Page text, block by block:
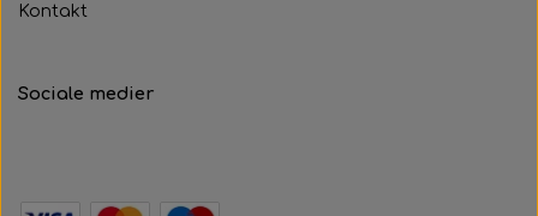
Kontakt
Sociale medier